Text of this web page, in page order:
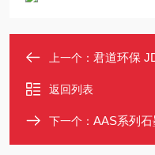
上一个： 君道环保 JD-
返回列表
下一个： AAS系列石